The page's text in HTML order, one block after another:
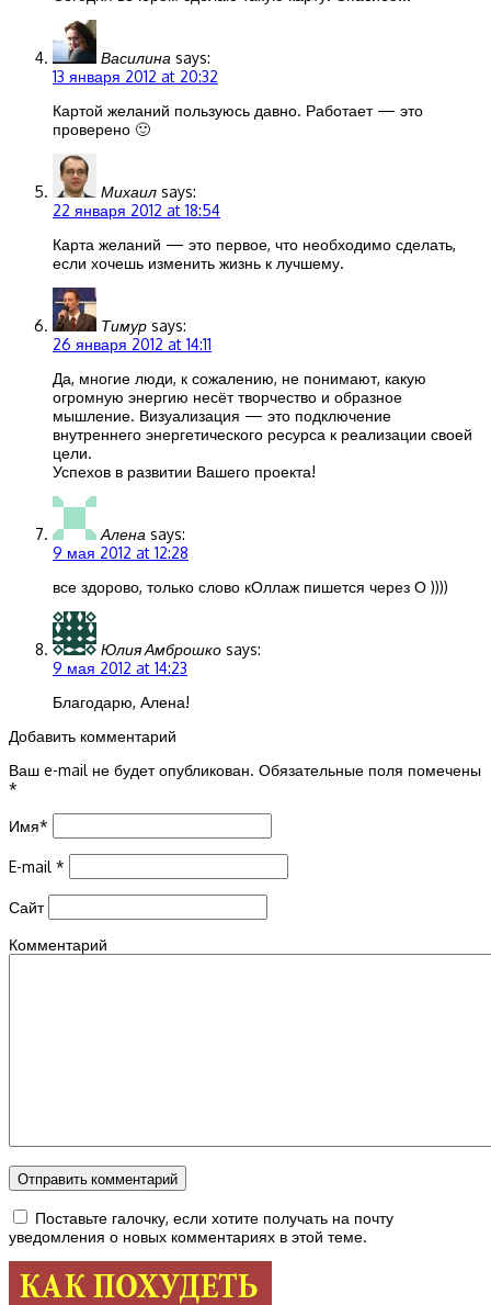
Василина says:
13 января 2012 at 20:32
Картой желаний пользуюсь давно. Работает — это
проверено 🙂
Михаил says:
22 января 2012 at 18:54
Карта желаний — это первое, что необходимо сделать,
если хочешь изменить жизнь к лучшему.
Тимур says:
26 января 2012 at 14:11
Да, многие люди, к сожалению, не понимают, какую
огромную энергию несёт творчество и образное
мышление. Визуализация — это подключение
внутреннего энергетического ресурса к реализации своей
цели.
Успехов в развитии Вашего проекта!
Алена says:
9 мая 2012 at 12:28
все здорово, только слово кОллаж пишется через О ))))
Юлия Амброшко says:
9 мая 2012 at 14:23
Благодарю, Алена!
Добавить комментарий
Ваш e-mail не будет опубликован. Обязательные поля помечены
*
Имя*
E-mail *
Сайт
Комментарий
Поставьте галочку, если хотите получать на почту
уведомления о новых комментариях в этой теме.